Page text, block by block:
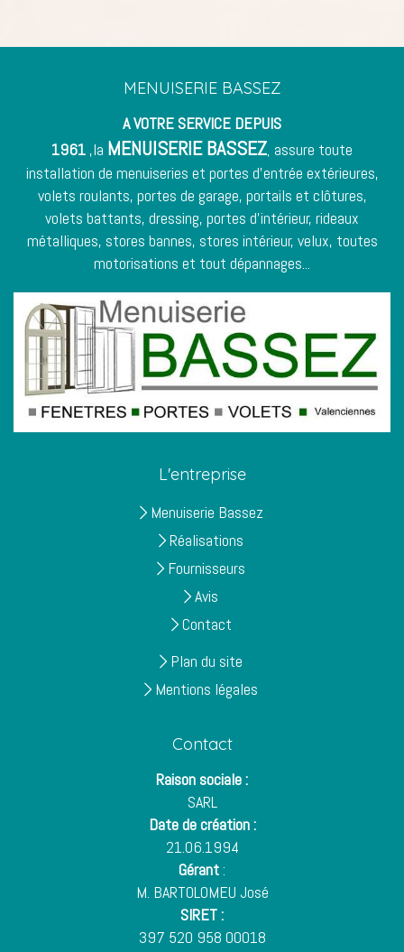
MENUISERIE BASSEZ
A VOTRE SERVICE DEPUIS
1961 ,la MENUISERIE BASSEZ, assure toute
installation de menuiseries et portes d'entrée extérieures,
volets roulants, portes de garage, portails et clôtures,
volets battants, dressing, portes d'intérieur, rideaux
métalliques, stores bannes, stores intérieur, velux, toutes
motorisations et tout dépannages...
L'entreprise
Menuiserie Bassez
Réalisations
Fournisseurs
Avis
Contact
Plan du site
Mentions légales
Contact
Raison sociale :
SARL
Date de création :
21.06.1994
Gérant:
M. BARTOLOMEU José
SIRET :
397 520 958 00018